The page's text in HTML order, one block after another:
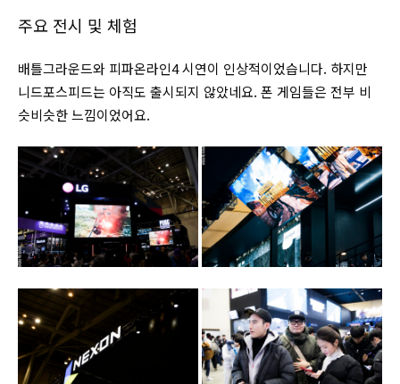
주요 전시 및 체험
배틀그라운드와 피파온라인4 시연이 인상적이었습니다. 하지만
니드포스피드는 아직도 출시되지 않았네요. 폰 게임들은 전부 비
슷비슷한 느낌이었어요.